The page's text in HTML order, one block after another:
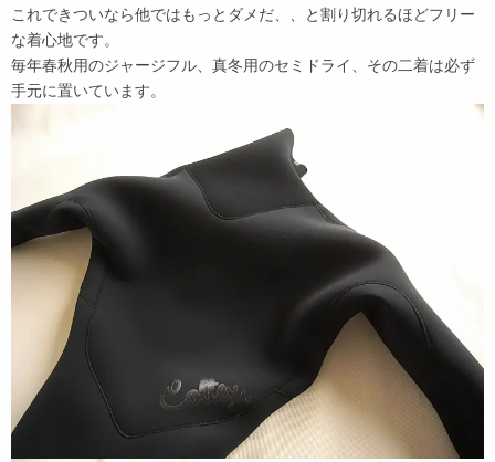
これできついなら他ではもっとダメだ、、と割り切れるほどフリー
な着心地です。
毎年春秋用のジャージフル、真冬用のセミドライ、その二着は必ず
手元に置いています。